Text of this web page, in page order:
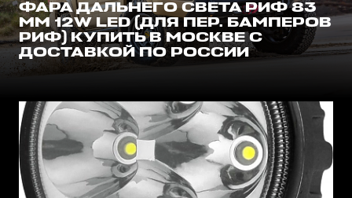
ФАРА ДАЛЬНЕГО СВЕТА РИФ 83
ММ 12W LED (ДЛЯ ПЕР. БАМПЕРОВ
РИФ) КУПИТЬ В МОСКВЕ С
ДОСТАВКОЙ ПО РОССИИ